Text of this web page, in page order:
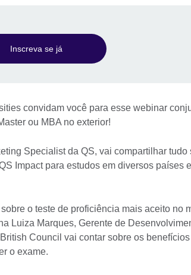
Inscreva se já
convidam você para esse webinar
ou MBA no exterior!
Specialist da QS, vai compartilhar tudo
Impact para estudos em diversos países e
o teste de proficiência mais aceito no
Luiza Marques, Gerente de
Council vai contar sobre os
o exame.